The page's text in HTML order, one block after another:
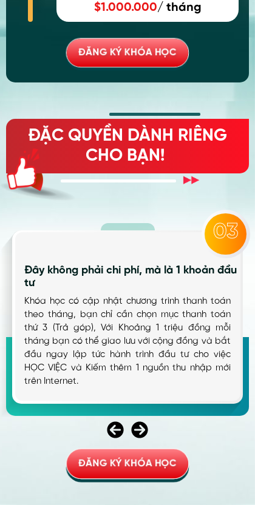
$1.000.000/ tháng
ĐĂNG KÝ KHÓA HỌC
ĐẶC QUYỀN DÀNH RIÊNG
CHO BẠN!
Sẵn sàng hoàn tiền nếu không hài lòng
Tôi đảm bảo 100% nếu bạn học mà không thấy
giá trị hơn số tiền bỏ ra bạn sẽ đc nhận lại 100%
số tiền đã đóng, không cần lý do. Bạn không có
bất kỳ rủi ro nào cả
02
ĐĂNG KÝ KHÓA HỌC